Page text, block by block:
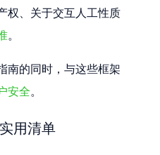
权、关于交互人工性质
。
南的同时，与这些框架
安全。
用清单